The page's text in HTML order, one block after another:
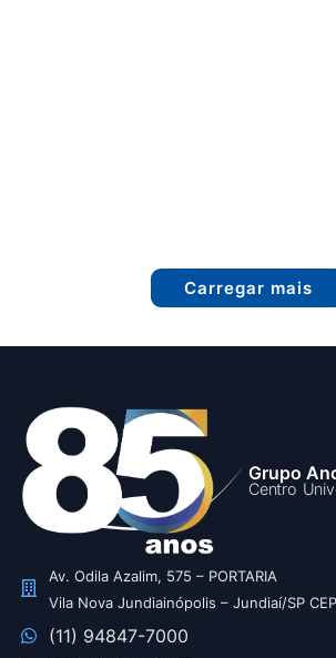
Carregar mais
Grupo
Centro
Av. Odila Azalim, 575 – PORTARIA
Vila Nova Jundiainópolis – Jundiaí/SP
(11) 94847-7000